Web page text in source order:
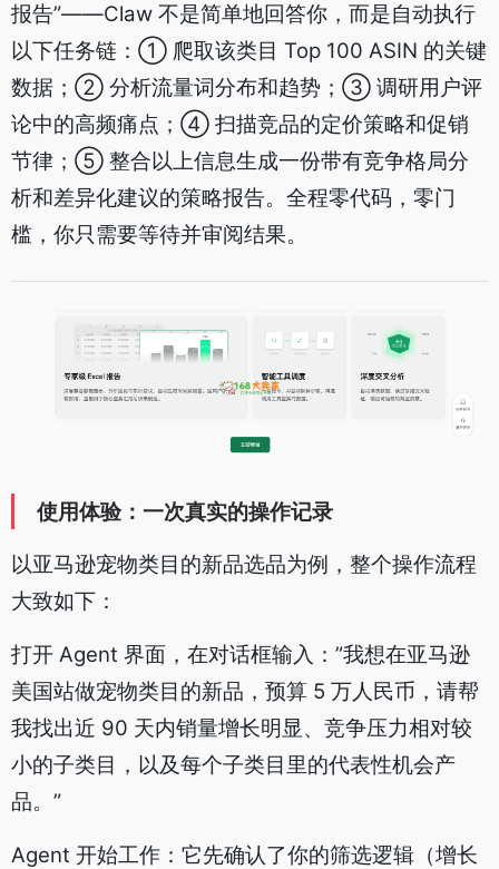
报告”——Claw 不是简单地回答你，而是自动执行
以下任务链：① 爬取该类目 Top 100 ASIN 的关键
数据；② 分析流量词分布和趋势；③ 调研用户评
论中的高频痛点；④ 扫描竞品的定价策略和促销
节律；⑤ 整合以上信息生成一份带有竞争格局分
析和差异化建议的策略报告。全程零代码，零门
槛，你只需要等待并审阅结果。
使用体验：一次真实的操作记录
以亚马逊宠物类目的新品选品为例，整个操作流程
大致如下：
打开 Agent 界面，在对话框输入：”我想在亚马逊
美国站做宠物类目的新品，预算 5 万人民币，请帮
我找出近 90 天内销量增长明显、竞争压力相对较
小的子类目，以及每个子类目里的代表性机会产
品。”
Agent 开始工作：它先确认了你的筛选逻辑（增长